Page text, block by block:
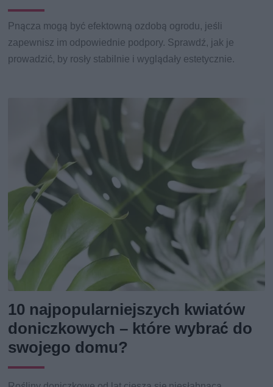
Pnącza mogą być efektowną ozdobą ogrodu, jeśli
zapewnisz im odpowiednie podpory. Sprawdź, jak je
prowadzić, by rosły stabilnie i wyglądały estetycznie.
10 najpopularniejszych kwiatów
doniczkowych – które wybrać do
swojego domu?